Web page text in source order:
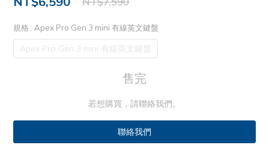
規格 : Apex Pro Gen 3 mini 有線英文鍵盤
Apex Pro Gen 3 mini 有線英文鍵盤
售完
若想購買，請聯絡我們。
聯絡我們